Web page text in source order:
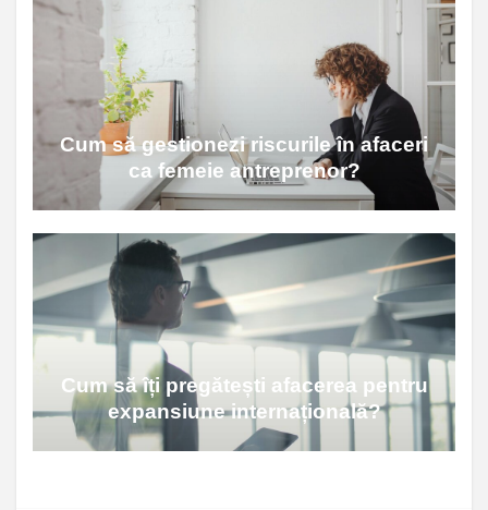
Cum să gestionezi riscurile în afaceri
ca femeie antreprenor?
Cum să îți pregătești afacerea pentru
expansiune internațională?